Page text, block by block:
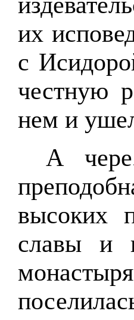
их
с
честную
нем и
А
высоких
славы и